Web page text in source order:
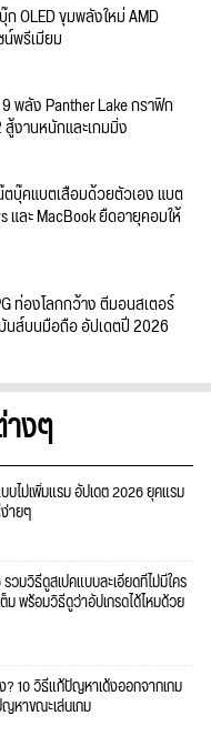
ก OLED ขุมพลังใหม่ AMD
น์พรีเมียม
พลัง Panther Lake กราฟิก
สู้งานหนักและเกมมิ่ง
บุ๊คแบตเสื่อมด้วยตัวเอง แบต
และ MacBook ยืดอายุคอมให้
ท่องโลกกว้าง ตีมอนสเตอร์
ส์บนมือถือ อัปเดตปี 2026
งๆ
ไม่เพิ่มแรม อัปเดต 2026 ยุคแรม
ายๆ
มวิธีดูสเปคแบบละเอียดที่ไม่มีใคร
พร้อมวิธีดูว่าอัปเกรดได้ไหมด้วย
? 10 วิธีแก้ปัญหาเด้งออกจากเกม
ญหาขณะเล่นเกม